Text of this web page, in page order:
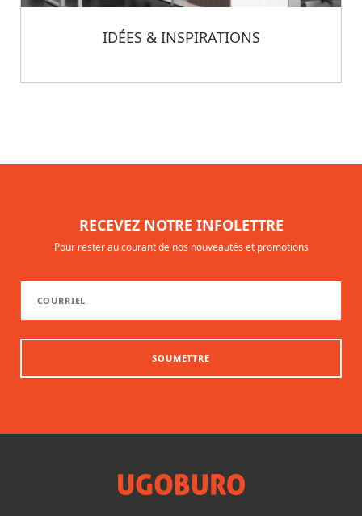
IDÉES & INSPIRATIONS
RECEVEZ NOTRE INFOLETTRE
Pour rester au courant de nos nouveautés et promotions
SOUMETTRE